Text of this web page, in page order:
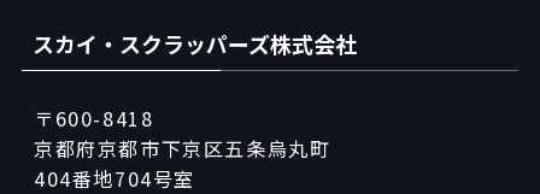
スカイ・スクラッパーズ株式会社
〒600-8418
京都府京都市下京区五条烏丸町
404番地704号室